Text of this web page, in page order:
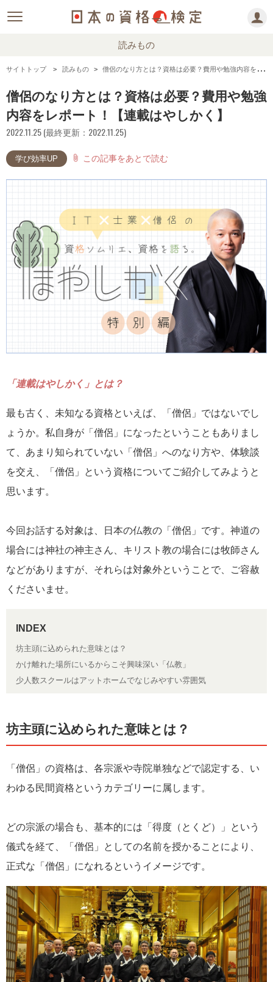
読みもの
サイトトップ 読みもの 僧侶のなり方とは？資格は必要？費用や勉強内容をレポート！【連載はやしかく】
僧侶のなり方とは？資格は必要？費用や勉強
内容をレポート！【連載はやしかく】
2022.11.25 (最終更新：2022.11.25)
学び効率UP attach_file この記事をあとで読む
「連載はやしかく」とは？
最も古く、未知なる資格といえば、「僧侶」ではないでし
ょうか。私自身が「僧侶」になったということもありまし
て、あまり知られていない「僧侶」へのなり方や、体験談
を交え、「僧侶」という資格についてご紹介してみようと
思います。
今回お話する対象は、日本の仏教の「僧侶」です。神道の
場合には神社の神主さん、キリスト教の場合には牧師さん
などがありますが、それらは対象外ということで、ご容赦
くださいませ。
坊主頭に込められた意味とは？
かけ離れた場所にいるからこそ興味深い「仏教」
少人数スクールはアットホームでなじみやすい雰囲気
坊主頭に込められた意味とは？
「僧侶」の資格は、各宗派や寺院単独などで認定する、い
わゆる民間資格というカテゴリーに属します。
どの宗派の場合も、基本的には「得度（とくど）」という
儀式を経て、「僧侶」としての名前を授かることにより、
正式な「僧侶」になれるというイメージです。